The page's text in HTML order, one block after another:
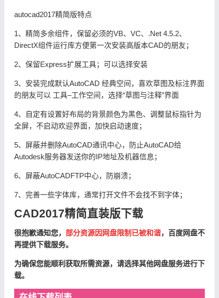
autocad2017精简版特点
1、精简多余组件，保留必须的VB、VC、.Net 4.5.2、
DirectX组件运行库方便第一次安装高版本CAD的朋友；
2、保留Express扩展工具；可以选择安装
3、安装完成默认AutoCAD 经典空间，喜欢草图及标注界面
的朋友可以 工具–工作空间，选择“草图与注释”界面
4、自定有设置好布局的背景颜色为黑色、调整鼠标指针为
全屏，不启动欢迎界面，加快启动速度；
5、屏蔽并删除AutoCAD通讯中心，防止AutoCAD给
Autodesk服务器发送你的IP地址及机器信息；
6、屏蔽AutoCADFTP中心，防崩溃；
7、完善一些字体库，通常打开文件不会找不到字体；
CAD2017精简直装版下载
很抱歉通知您， 部分资源因网盘限制已被和谐，百度网盘不
再提供下载服务。
为确保您能顺利获取所需资源，请选择其他网盘服务进行下
载。